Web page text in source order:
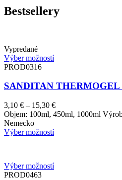
Bestsellery
Vypredané
Výber možností
PROD0316
SANDITAN
3,10 € – 15,30 €Price
range:
Objem: 100ml, 450ml, 1000ml
Nemecko
Výber možností
Výber možností
PROD0463